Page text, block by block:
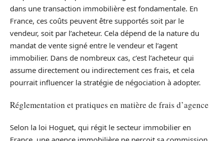
dans une transaction immobilière est fondamentale. En
France, ces coûts peuvent être supportés soit par le
vendeur, soit par l’acheteur. Cela dépend de la nature du
mandat de vente signé entre le vendeur et l’agent
immobilier. Dans de nombreux cas, c’est l’acheteur qui
assume directement ou indirectement ces frais, et cela
pourrait influencer la stratégie de négociation à adopter.
Réglementation et pratiques en matière de frais d’agence
Selon la loi Hoguet, qui régit le secteur immobilier en